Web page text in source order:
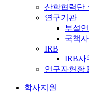
산학협력단
연구기관
부설
국책
IRB
IRB사
연구자현황
학사지원